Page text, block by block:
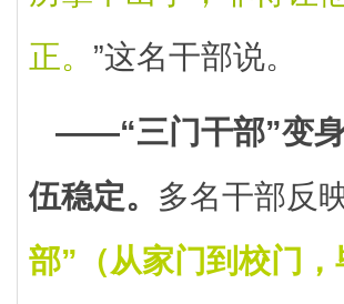
正。 ”这名干部说。
——“三门干部”变身
伍稳定。 多名干部反
部”（从家门到校门